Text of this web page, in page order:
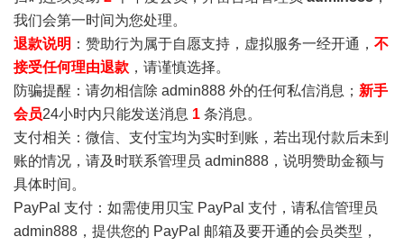
我们会第一时间为您处理。
退款说明 ：赞助行为属于自愿支持，虚拟服务一经开通， 不
接受任何理由退款 ，请谨慎选择。
防骗提醒：请勿相信除 admin888 外的任何私信消息； 新手
会员24小时内只能发送消息 1 条消息。
支付相关：微信、支付宝均为实时到账，若出现付款后未到
账的情况，请及时联系管理员 admin888，说明赞助金额与
具体时间。
PayPal 支付：如需使用贝宝 PayPal 支付，请私信管理员
admin888，提供您的 PayPal 邮箱及要开通的会员类型，